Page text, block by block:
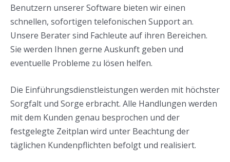
Benutzern unserer Software bieten wir einen
schnellen, sofortigen telefonischen Support an.
Unsere Berater sind Fachleute auf ihren Bereichen.
Sie werden Ihnen gerne Auskunft geben und
eventuelle Probleme zu lösen helfen.
Die Einführungsdienstleistungen werden mit höchster
Sorgfalt und Sorge erbracht. Alle Handlungen werden
mit dem Kunden genau besprochen und der
festgelegte Zeitplan wird unter Beachtung der
täglichen Kundenpflichten befolgt und realisiert.